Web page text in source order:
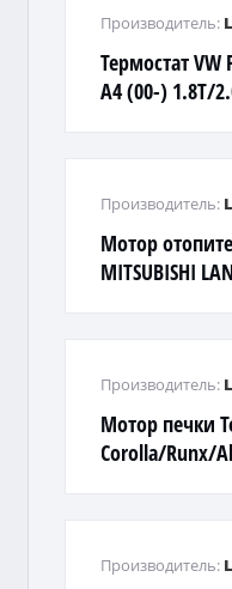
Термостат
A4 (00-) 1.8T/
Производитель:
Мотор
MITSUBISHI
Производитель:
Мотор печки
Corolla/Runx/
Производитель:
Производитель: